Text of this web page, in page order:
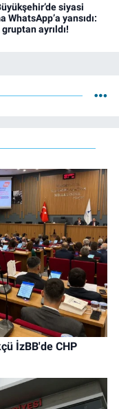
siyasi
WhatsApp’a yansıdı:
ayrıldı!
İzBB'de CHP